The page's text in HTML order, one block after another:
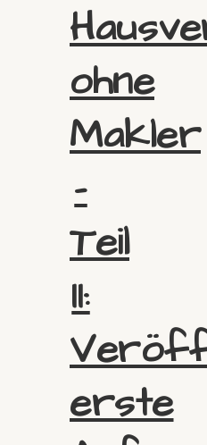
ohne
Makler
–
Teil
II:
erste